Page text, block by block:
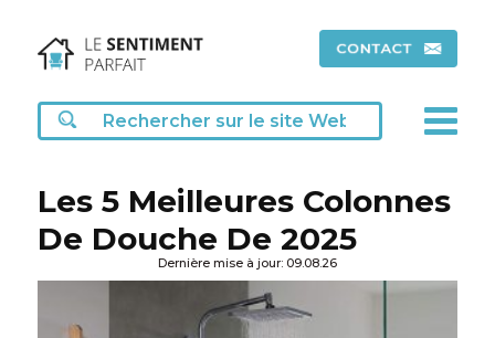
Les 5 Meilleures Colonnes
De Douche De 2025
Dernière mise à jour: 09.08.26